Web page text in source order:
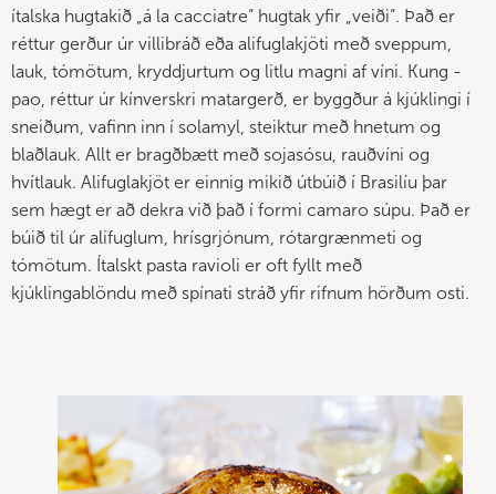
ítalska hugtakið „á la cacciatre“ hugtak yfir „veiði“. Það er
réttur gerður úr villibráð eða alifuglakjöti með sveppum,
lauk, tómötum, kryddjurtum og litlu magni af víni. Kung -
pao, réttur úr kínverskri matargerð, er byggður á kjúklingi í
sneiðum, vafinn inn í solamyl, steiktur með hnetum og
blaðlauk. Allt er bragðbætt með sojasósu, rauðvíni og
hvítlauk. Alifuglakjöt er einnig mikið útbúið í Brasilíu þar
sem hægt er að dekra við það í formi camaro súpu. Það er
búið til úr alifuglum, hrísgrjónum, rótargrænmeti og
tómötum. Ítalskt pasta ravioli er oft fyllt með
kjúklingablöndu með spínati stráð yfir rifnum hörðum osti.